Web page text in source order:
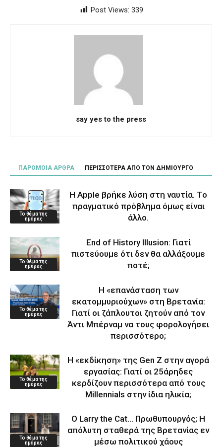
Post Views: 339
say yes to the press
ΠΑΡΟΜΟΙΑ ΑΡΘΡΑ ΠΕΡΙΣΣΟΤΕΡΑ ΑΠΟ ΤΟΝ ΔΗΜΙΟΥΡΓΟ
Το θέμα της
ημέρας
Η Apple βρήκε λύση στη ναυτία. Το
πραγματικό πρόβλημα όμως είναι
άλλο.
Το θέμα της
ημέρας
End of History Illusion: Γιατί
πιστεύουμε ότι δεν θα αλλάξουμε
ποτέ;
Το θέμα της
ημέρας
Η «επανάσταση των
εκατομμυριούχων» στη Βρετανία:
Γιατί οι ζάπλουτοι ζητούν από τον
Άντι Μπέρναμ να τους φορολογήσει
περισσότερο;
Το θέμα της
ημέρας
Η «εκδίκηση» της Gen Z στην αγορά
εργασίας: Γιατί οι 25άρηδες
κερδίζουν περισσότερα από τους
Millennials στην ίδια ηλικία;
Το θέμα της
ημέρας
Ο Larry the Cat… Πρωθυπουργός; Η
απόλυτη σταθερά της Βρετανίας εν
μέσω πολιτικού χάους